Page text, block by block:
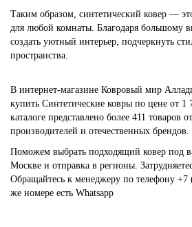
Таким образом, синтетический ковер —
для любой комнаты. Благодаря большому
создать уютный интерьер, подчеркнуть
пространства.
В интернет-магазине Ковровый мир
купить Синтетические ковры по цене от 1
каталоге представлено более 411 товаров
производителей и отечественных брендов.
Поможем выбрать подходящий ковер под
Москве и отправка в регионы.
Обращайтесь к менеджеру по телефону +7
же номере есть Whatsapp